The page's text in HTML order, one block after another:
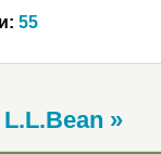
55
»